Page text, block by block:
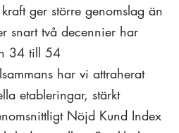
ger större genomslag än
snart två decennier har
34 till 54
har vi attraherat
etableringar, stärkt
Nöjd Kund Index